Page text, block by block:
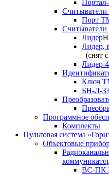
Порт
Считыватели
Лидер
Лидер,
(снят
Лидер-4
Ключ
БН-Л-
Программное
Комплекты
Пультовая система
Объектовые
ВС-ПК